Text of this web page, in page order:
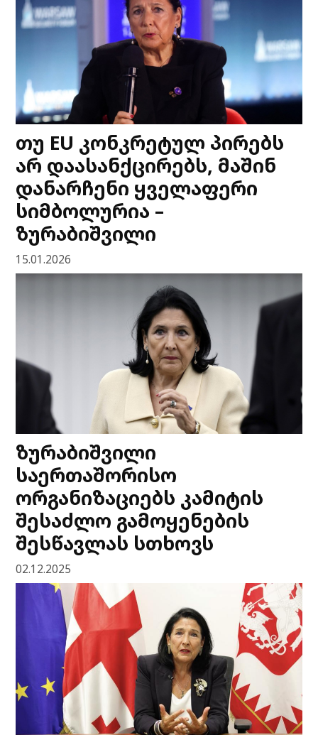
თუ EU კონკრეტულ პირებს
არ დაასანქცირებს, მაშინ
დანარჩენი ყველაფერი
სიმბოლურია –
ზურაბიშვილი
15.01.2026
ზურაბიშვილი
საერთაშორისო
ორგანიზაციებს კამიტის
შესაძლო გამოყენების
შესწავლას სთხოვს
02.12.2025